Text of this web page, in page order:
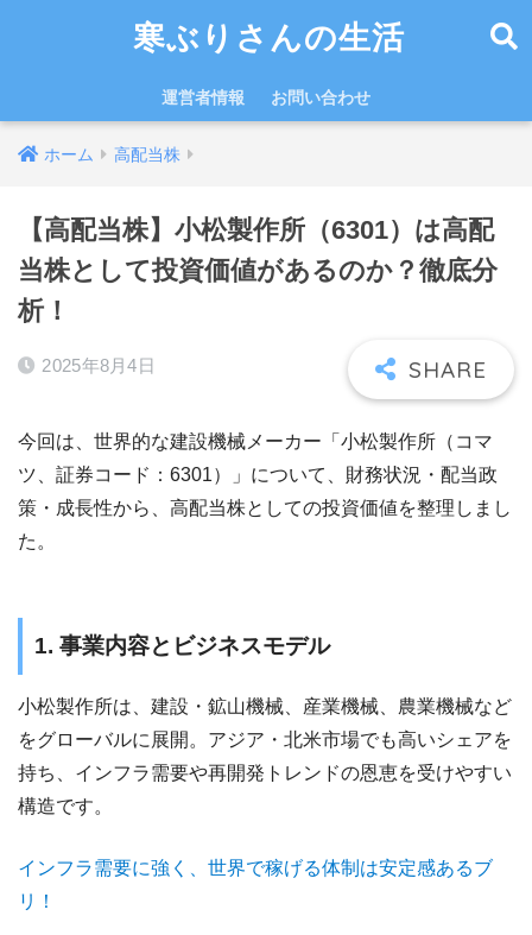
寒ぶりさんの生活
運営者情報 お問い合わせ
ホーム 高配当株
【高配当株】小松製作所（6301）は高配
当株として投資価値があるのか？徹底分
析！
2025年8月4日
今回は、世界的な建設機械メーカー「小松製作所（コマ
ツ、証券コード：6301）」について、財務状況・配当政
策・成長性から、高配当株としての投資価値を整理しまし
た。
1. 事業内容とビジネスモデル
小松製作所は、建設・鉱山機械、産業機械、農業機械など
をグローバルに展開。アジア・北米市場でも高いシェアを
持ち、インフラ需要や再開発トレンドの恩恵を受けやすい
構造です。
インフラ需要に強く、世界で稼げる体制は安定感あるブ
リ！